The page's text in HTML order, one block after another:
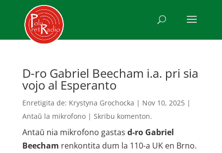
D-ro Gabriel Beecham i.a. pri sia
vojo al Esperanto
Enretigita de: Krystyna Grochocka | Nov 10, 2025|
Antaŭ la mikrofono| Skribu komenton.
Antaŭ nia mikrofono gastas d-ro Gabriel
Beecham renkontita dum la 110-a UK en Brno.